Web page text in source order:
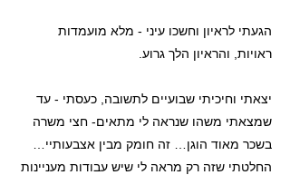
הגעתי לראיון וחשכו עיני - מלא מועמדות
ראויות, והראיון הלך גרוע.
יצאתי וחיכיתי שבועיים לתשובה, כעסתי - עד
שמצאתי משהו שנראה לי מתאים- חצי משרה
בשכר מאוד הוגן… זה חומק מבין אצבעותיי…
החלטתי שזה רק מראה לי שיש עבודות מעניינות